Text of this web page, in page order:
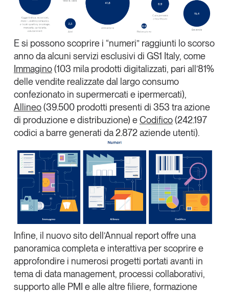
Un anno di
Tendenze2026
Leggi il magazine
Tendenze è il magazine di GS1 Italy che racconta in
modo indipendente il cambiamento e le sfide del largo
consumo e dell’economia a professionisti e
consumatori
GS1 Italy GS1 Italy GS1 Italy
Tendenze
GS1 Italy
E si possono scoprire i “numeri” raggiunti lo scorso
anno da alcuni servizi esclusivi di GS1 Italy, come
Immagino(103 mila prodotti digitalizzati, pari all’81%
delle vendite realizzate dal largo consumo
confezionato in supermercati e ipermercati),
Allineo(39.500 prodotti presenti di 353 tra azione
di produzione e distribuzione) eCodifico(242.197
codici a barre generati da 2.872 aziende utenti).
Infine, il nuovo sito dell’Annual report offre una
panoramica completa e interattiva per scoprire e
approfondire i numerosi progetti portati avanti in
tema di data management, processi collaborativi,
supporto alle PMI e alle altre filiere, formazione